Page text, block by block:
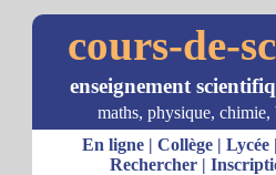
cours-de-
enseignement
maths, physique,
En ligne| Collège| Lycée|
Rechercher|